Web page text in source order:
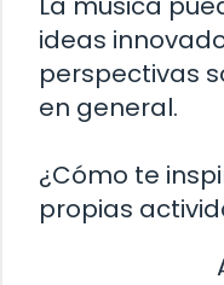
ideas
perspectivas
en general.
¿Cómo te
propias